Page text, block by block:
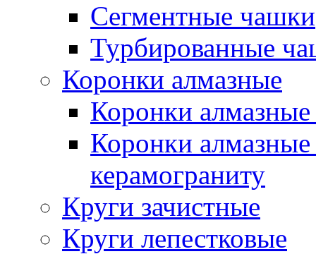
Сегментные чашки
Турбированные
Коронки алмазные
Коронки
Коронки
керамограниту
Круги зачистные
Круги лепестковые